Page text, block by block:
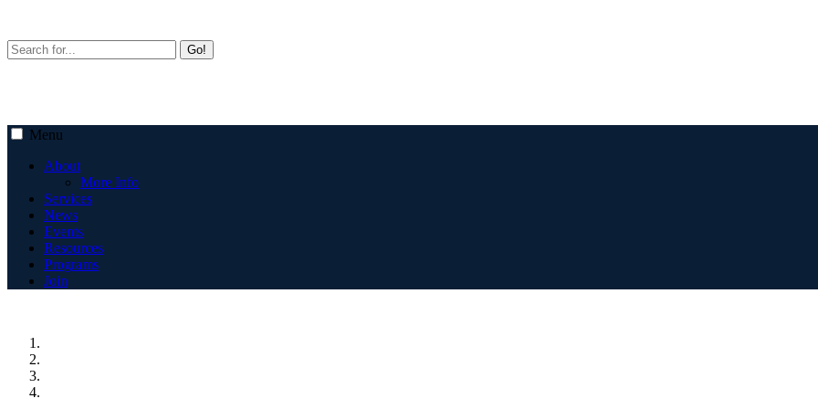
Go!
Menu
About
More Info
Services
News
Events
Resources
Programs
Join